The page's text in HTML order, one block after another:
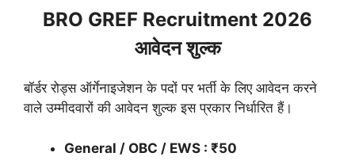
BRO GREF Recruitment 2026
आवेदन शुल्क
बॉर्डर रोड्स ऑर्गेनाइजेशन के पदों पर भर्ती के लिए आवेदन करने
वाले उम्मीदवारों की आवेदन शुल्क इस प्रकार निर्धारित हैं।
General / OBC / EWS : ₹50